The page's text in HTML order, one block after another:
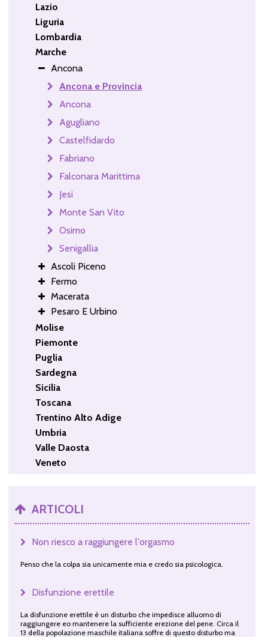
Lazio
Liguria
Lombardia
Marche
Ancona
Ancona e Provincia
Ancona
Agugliano
Castelfidardo
Fabriano
Falconara Marittima
Jesi
Monte San Vito
Osimo
Senigallia
Ascoli Piceno
Fermo
Macerata
Pesaro E Urbino
Molise
Piemonte
Puglia
Sardegna
Sicilia
Toscana
Trentino Alto Adige
Umbria
Valle Daosta
Veneto
ARTICOLI
Non riesco a raggiungere l'orgasmo
Penso che la colpa sia unicamente mia e credo sia psicologica.
Disfunzione erettile
La disfunzione erettile è un disturbo che impedisce alluomo di
raggiungere eo mantenere la sufficiente erezione del pene. Circa il
13 della popolazione maschile italiana soffre di questo disturbo ma